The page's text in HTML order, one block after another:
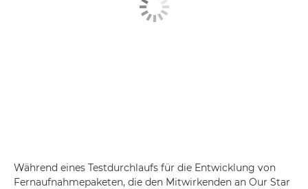
Während eines Testdurchlaufs für die Entwicklung von
Fernaufnahmepaketen, die den Mitwirkenden an Our Star